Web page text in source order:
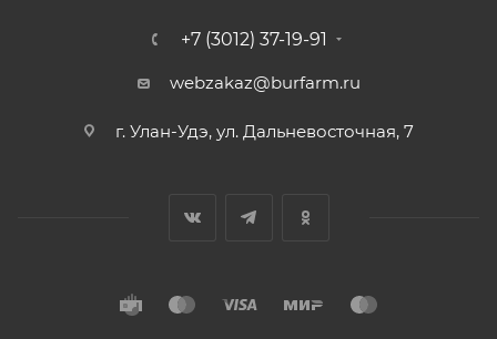
+7 (3012) 37-19-91
webzakaz@burfarm.ru
г. Улан-Удэ, ул. Дальневосточная, 7